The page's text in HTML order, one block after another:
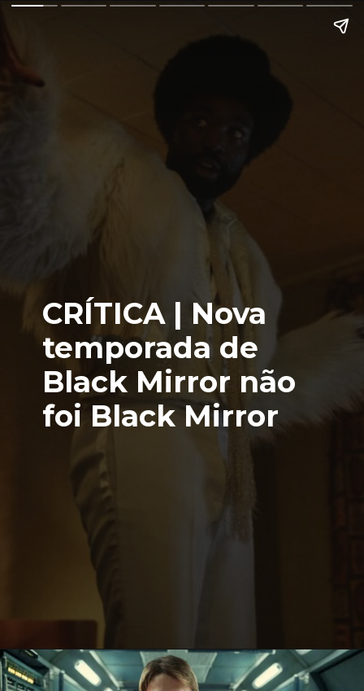
CRÍTICA | Nova
temporada de
Black Mirror não
foi Black Mirror